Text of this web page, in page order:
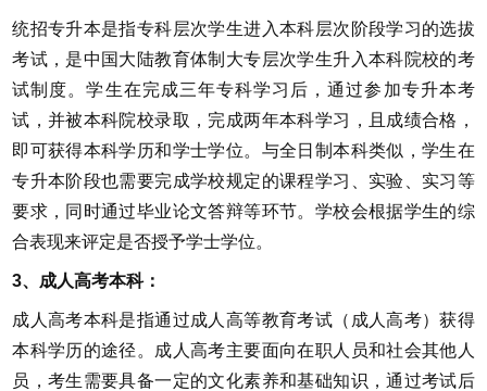
统招专升本是指专科层次学生进入本科层次阶段学习的选拔
考试，是中国大陆教育体制大专层次学生升入本科院校的考
试制度。学生在完成三年专科学习后，通过参加专升本考
试，并被本科院校录取，完成两年本科学习，且成绩合格，
即可获得本科学历和学士学位。与全日制本科类似，学生在
专升本阶段也需要完成学校规定的课程学习、实验、实习等
要求，同时通过毕业论文答辩等环节。学校会根据学生的综
合表现来评定是否授予学士学位。
3、成人高考本科：
成人高考本科是指通过成人高等教育考试（成人高考）获得
本科学历的途径。成人高考主要面向在职人员和社会其他人
员，考生需要具备一定的文化素养和基础知识，通过考试后